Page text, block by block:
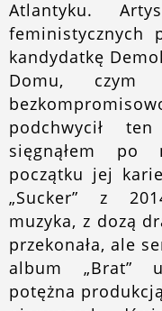
Atlantyku.
feministycznych
kandydatkę
Domu, czym
podchwycił
sięgnąłem
początku jej
„Sucker” z
muzyka, z dozą
przekonała, ale
album „Brat”
potężna